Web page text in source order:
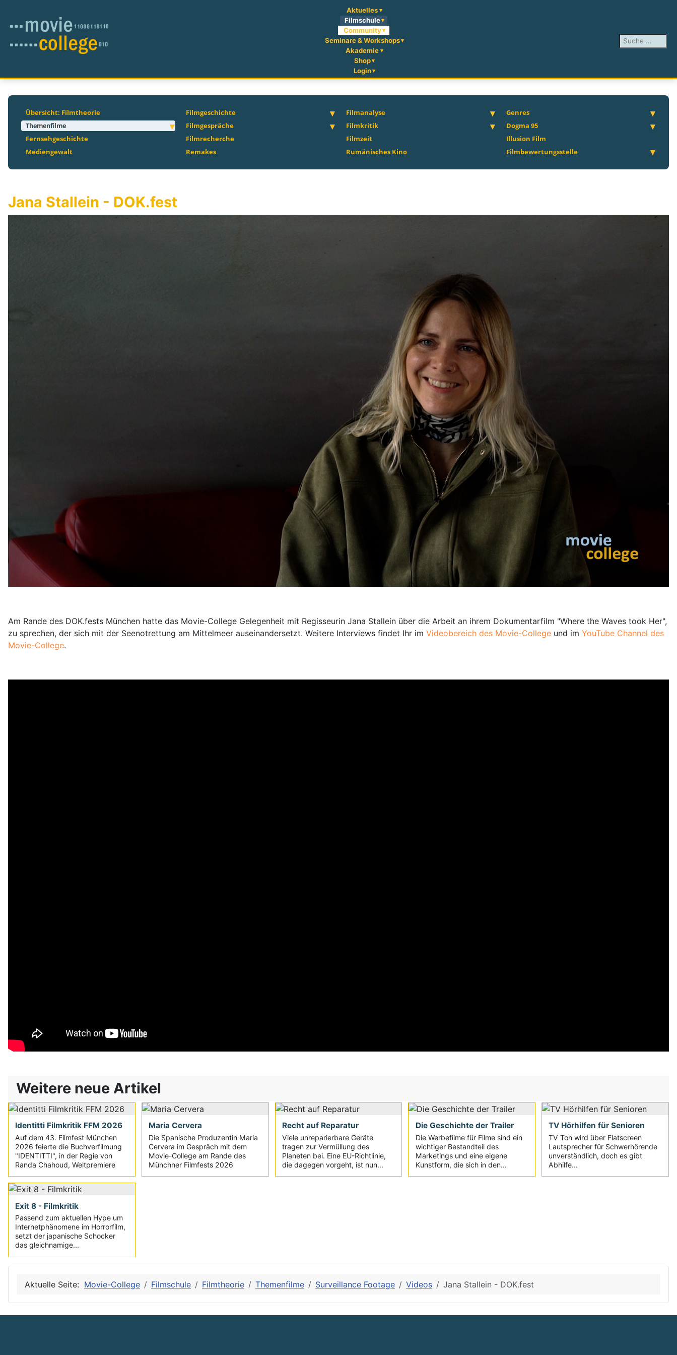
Aktuelles
Filmschule
Community
Seminare & Workshops
Akademie
Shop
Login
Suchen ...
Übersicht: Filmtheorie Filmgeschichte Filmanalyse
Genres
Themenfilme
Filmgespräche Filmkritik
Dogma 95
Fernsehgeschichte
Filmrecherche Filmzeit
Illusion Film
Mediengewalt
Remakes Rumänisches Kino Filmbewertungsstelle
Jana Stallein - DOK.fest
Am Rande des DOK.fests München hatte das Movie-College Gelegenheit mit Regisseurin Jana Stallein über die Arbeit an ihrem Dokumentarfilm "Where the Waves took Her",
zu sprechen, der sich mit der Seenotrettung am Mittelmeer auseinandersetzt. Weitere Interviews findet Ihr im Videobereich des Movie-College und im YouTube Channel des
Movie-College.
Weitere neue Artikel
Identitti Filmkritik FFM 2026
Auf dem 43. Filmfest München
2026 feierte die Buchverfilmung
"IDENTITTI", in der Regie von
Randa Chahoud, Weltpremiere
Maria Cervera
Die Spanische Produzentin Maria
Cervera im Gespräch mit dem
Movie-College am Rande des
Münchner Filmfests 2026
Recht auf Reparatur
Viele unreparierbare Geräte
tragen zur Vermüllung des
Planeten bei. Eine EU-Richtlinie,
die dagegen vorgeht, ist nun...
Die Geschichte der Trailer
Die Werbefilme für Filme sind ein
wichtiger Bestandteil des
Marketings und eine eigene
Kunstform, die sich in den...
TV Hörhilfen für Senioren
TV Ton wird über Flatscreen
Lautsprecher für Schwerhörende
unverständlich, doch es gibt
Abhilfe...
Exit 8 - Filmkritik
Passend zum aktuellen Hype um
Internetphänomene im Horrorfilm,
setzt der japanische Schocker
das gleichnamige...
Aktuelle Seite: Movie-College Filmschule Filmtheorie Themenfilme Surveillance Footage Videos Jana Stallein - DOK.fest